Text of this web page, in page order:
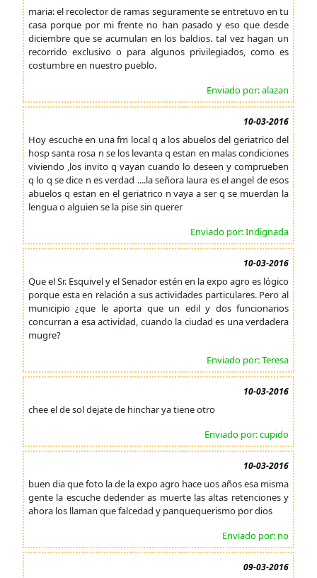
maria: el recolector de ramas seguramente se entretuvo en tu
casa porque por mi frente no han pasado y eso que desde
diciembre que se acumulan en los baldios. tal vez hagan un
recorrido exclusivo o para algunos privilegiados, como es
costumbre en nuestro pueblo.
Enviado por: alazan
10-03-2016
Hoy escuche en una fm local q a los abuelos del geriatrico del
hosp santa rosa n se los levanta q estan en malas condiciones
viviendo ,los invito q vayan cuando lo deseen y comprueben
q lo q se dice n es verdad ....la señora laura es el angel de esos
abuelos q estan en el geriatrico n vaya a ser q se muerdan la
lengua o alguien se la pise sin querer
Enviado por: Indignada
10-03-2016
Que el Sr. Esquivel y el Senador estén en la expo agro es lógico
porque esta en relación a sus actividades particulares. Pero al
municipio ¿que le aporta que un edil y dos funcionarios
concurran a esa actividad, cuando la ciudad es una verdadera
mugre?
Enviado por: Teresa
10-03-2016
chee el de sol dejate de hinchar ya tiene otro
Enviado por: cupido
10-03-2016
buen dia que foto la de la expo agro hace uos años esa misma
gente la escuche dedender as muerte las altas retenciones y
ahora los llaman que falcedad y panquequerismo por dios
Enviado por: no
09-03-2016